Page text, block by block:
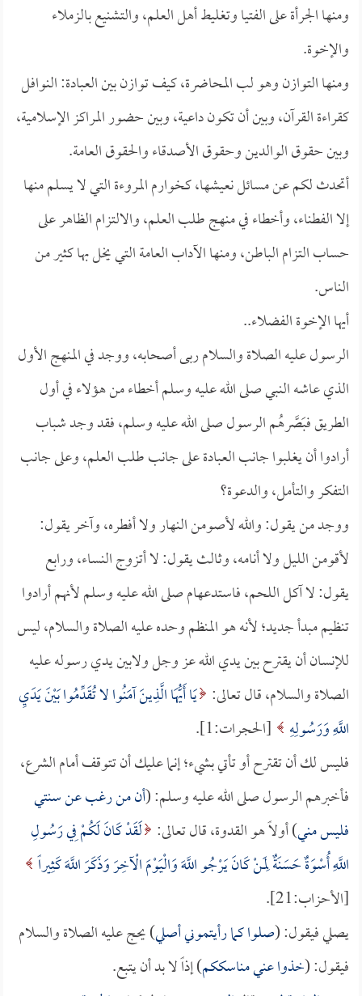
ومنها الجرأة على الفتيا وتغليط أهل العلم، والتشنيع بالزملاء
والإخوة.
ومنها التوازن وهو لب المحاضرة، كيف توازن بين العبادة: النوافل
كقراءة القرآن، وبين أن تكون داعية، وبين حضور المراكز الإسلامية،
وبين حقوق الوالدين وحقوق الأصدقاء والحقوق العامة.
أتحدث لكم عن مسائل نعيشها، كخوارم المروءة التي لا يسلم منها
إلا الفطناء، وأخطاء في منهج طلب العلم، والالتزام الظاهر على
حساب التزام الباطن، ومنها الآداب العامة التي يخل بها كثير من
الناس.
أيها الإخوة الفضلاء..
الرسول عليه الصلاة والسلام ربى أصحابه، ووجد في المنهج الأول
الذي عاشه النبي صلى الله عليه وسلم أخطاء من هؤلاء في أول
الطريق فبَصَّرهُم الرسول صلى الله عليه وسلم، فقد وجد شباب
أرادوا أن يغلبوا جانب العبادة على جانب طلب العلم، وعلى جانب
التفكر والتأمل، والدعوة؟
ووجد من يقول: والله لأصومن النهار ولا أفطره، وآخر يقول:
لأقومن الليل ولا أنامه، وثالث يقول: لا أتزوج النساء، ورابع
يقول: لا آكل اللحم، فاستدعهام صلى الله عليه وسلم لأنهم أرادوا
تنظيم مبدأ جديد؛ لأنه هو المنظم وحده عليه الصلاة والسلام، ليس
للإنسان أن يقترح بين يدي الله عز وجل ولابين يدي رسوله عليه
الصلاة والسلام، قال تعالى: يَا أَيُّهَا الَّذِينَ آمَنُوا لا تُقَدِّمُوا بَيْنَ يَدَيِ
اللَّهِ وَرَسُولِهِ
[الحجرات:1].
فليس لك أن تقترح أو تأتي بشيء؛ إنما عليك أن تتوقف أمام الشرع،
فأخبرهم الرسول صلى الله عليه وسلم: (أن من رغب عن سنتي
فليس مني) أولاً هو القدوة، قال تعالى: لَقَدْ كَانَ لَكُمْ فِي رَسُولِ
اللَّهِ أُسْوَةٌ حَسَنَةٌ لِمَنْ كَانَ يَرْجُو اللَّهَ وَالْيَوْمَ الْآخِرَ وَذَكَرَ اللَّهَ كَثِيراً
[الأحزاب:21].
يصلي فيقول: (صلوا كما رأيتموني أصلي) يحج عليه الصلاة والسلام
فيقول: (خذوا عني مناسككم) إذاً لا بد أن يتبع.